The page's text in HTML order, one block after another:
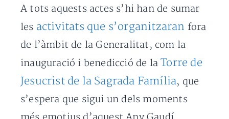
A tots aquests actes s’hi han de sumar
les activitats que s’organitzaran fora
de l’àmbit de la Generalitat, com la
inauguració i benedicció de laTorre de
Jesucrist de la Sagrada Família, que
s’espera que sigui un dels moments